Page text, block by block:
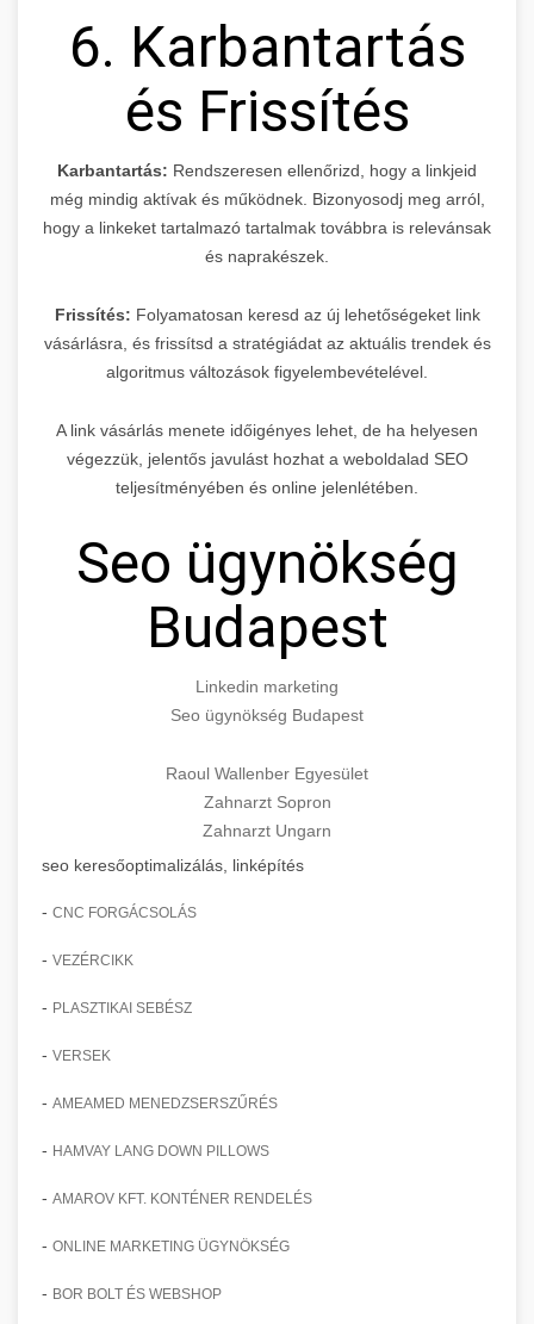
6. Karbantartás
és Frissítés
Karbantartás: Rendszeresen ellenőrizd, hogy a linkjeid
még mindig aktívak és működnek. Bizonyosodj meg arról,
hogy a linkeket tartalmazó tartalmak továbbra is relevánsak
és naprakészek.
Frissítés: Folyamatosan keresd az új lehetőségeket link
vásárlásra, és frissítsd a stratégiádat az aktuális trendek és
algoritmus változások figyelembevételével.
A link vásárlás menete időigényes lehet, de ha helyesen
végezzük, jelentős javulást hozhat a weboldalad SEO
teljesítményében és online jelenlétében.
Seo ügynökség
Budapest
Linkedin marketing
Seo ügynökség Budapest
Raoul Wallenber Egyesület
Zahnarzt Sopron
Zahnarzt Ungarn
seo keresőoptimalizálás, linképítés
- CNC FORGÁCSOLÁS
- VEZÉRCIKK
- PLASZTIKAI SEBÉSZ
- VERSEK
- AMEAMED MENEDZSERSZŰRÉS
- HAMVAY LANG DOWN PILLOWS
- AMAROV KFT. KONTÉNER RENDELÉS
- ONLINE MARKETING ÜGYNÖKSÉG
- BOR BOLT ÉS WEBSHOP